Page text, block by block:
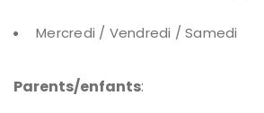
Mercredi / Vendredi / Samedi
Parents/enfants: